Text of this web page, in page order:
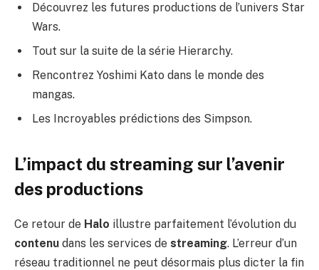
Découvrez les futures productions de l’univers Star
Wars.
Tout sur la suite de la série Hierarchy.
Rencontrez Yoshimi Kato dans le monde des
mangas.
Les Incroyables prédictions des Simpson.
L’impact du streaming sur l’avenir
des productions
Ce retour de Halo illustre parfaitement l’évolution du
contenu dans les services de streaming. L’erreur d’un
réseau traditionnel ne peut désormais plus dicter la fin